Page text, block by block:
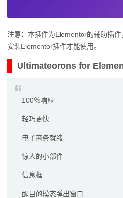
注意：本插件为Elementor的辅助插
安装Elementor插件才能使用。
Ultimateorons for
100％响应
轻巧更快
电子商务就绪
惊人的小部件
信息框
醒目的模态弹出窗口